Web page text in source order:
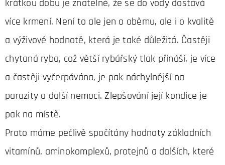
krátkou dobu je znatelné, že se do vody dostává
více krmení. Není to ale jen o oběmu, ale i o kvalitě
a výživové hodnotě, která je také důležitá. Častěji
chytaná ryba, což větší rybářský tlak přináší, je více
a častěji vyčerpávána, je pak náchylnější na
parazity a další nemoci. Zlepšování její kondice je
pak na místě.
Proto máme pečlivě spočítány hodnoty základních
vitamínů, aminokomplexů, protejnů a dalších, které